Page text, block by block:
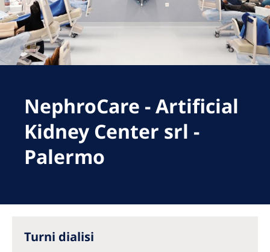
Romania
Russia
Serbia
Slovenia
Spain
Sweden
Asia Pacific
NephroCare - Artificial
Kidney Center srl -
Palermo
Turni dialisi